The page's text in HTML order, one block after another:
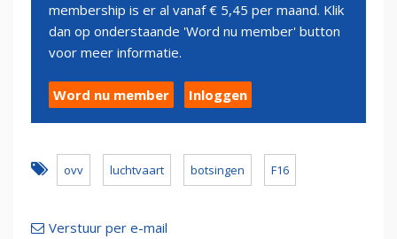
membership is er al vanaf € 5,45 per maand. Klik
dan op onderstaande 'Word nu member' button
voor meer informatie.
Word nu member Inloggen
ovv luchtvaart botsingen F16
Verstuur per e-mail